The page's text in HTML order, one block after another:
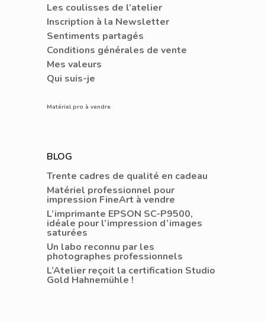
Les coulisses de l’atelier
Inscription à la Newsletter
Sentiments partagés
Conditions générales de vente
Mes valeurs
Qui suis-je
Matériel pro à vendre
BLOG
Trente cadres de qualité en cadeau
Matériel professionnel pour
impression FineArt à vendre
L’imprimante EPSON SC-P9500,
idéale pour l’impression d’images
saturées
Un labo reconnu par les
photographes professionnels
L’Atelier reçoit la certification Studio
Gold Hahnemühle !